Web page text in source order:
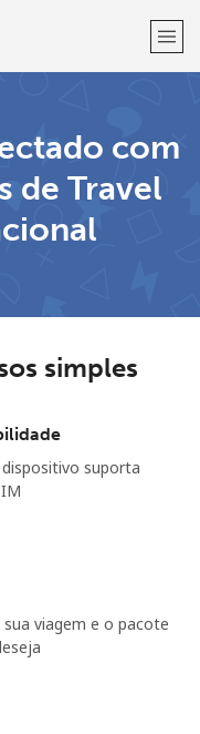
→
com
de Travel
simples
suporta
viagem e o pacote